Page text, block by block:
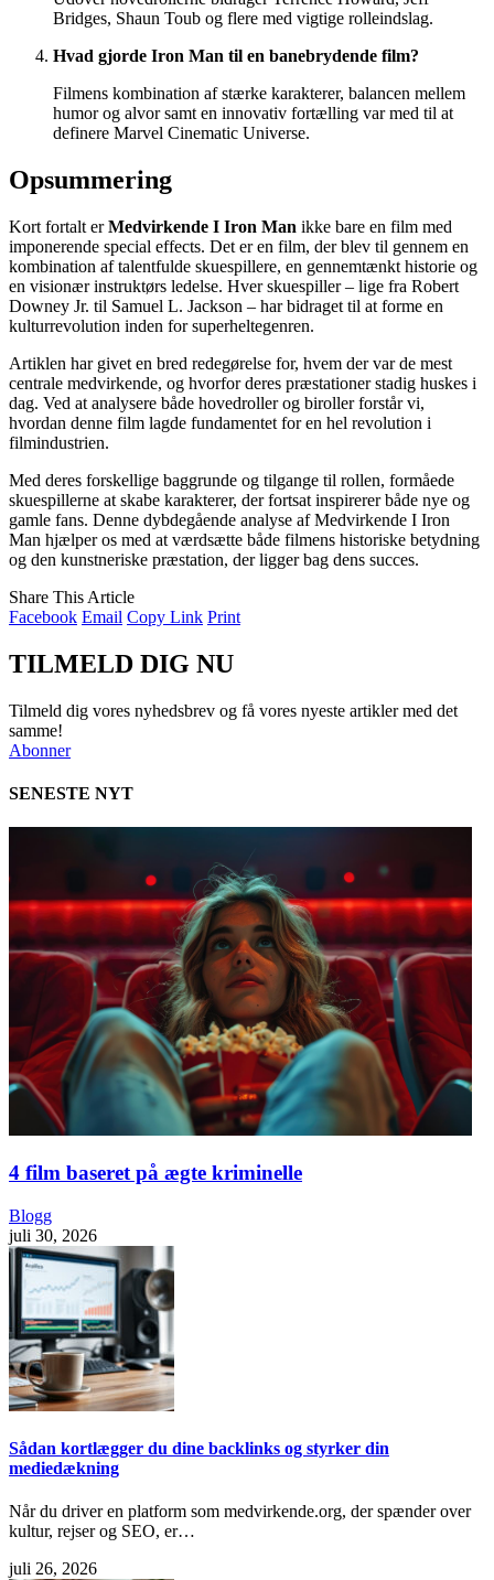
Bridges, Shaun Toub og flere med vigtige rolleindslag.
Hvad gjorde Iron Man til en banebrydende film?
Filmens kombination af stærke karakterer, balancen mellem
humor og alvor samt en innovativ fortælling var med til at
definere Marvel Cinematic Universe.
Opsummering
Kort fortalt erMedvirkende I Iron Man ikke bare en film med
imponerende special effects. Det er en film, der blev til gennem en
kombination af talentfulde skuespillere, en gennemtænkt historie og
en visionær instruktørs ledelse. Hver skuespiller – lige fra Robert
Downey Jr. til Samuel L. Jackson – har bidraget til at forme en
kulturrevolution inden for superheltegenren.
Artiklen har givet en bred redegørelse for, hvem der var de mest
centrale medvirkende, og hvorfor deres præstationer stadig huskes i
dag. Ved at analysere både hovedroller og biroller forstår vi,
hvordan denne film lagde fundamentet for en hel revolution i
filmindustrien.
Med deres forskellige baggrunde og tilgange til rollen, formåede
skuespillerne at skabe karakterer, der fortsat inspirerer både nye og
gamle fans. Denne dybdegående analyse af Medvirkende I Iron
Man hjælper os med at værdsætte både filmens historiske betydning
og den kunstneriske præstation, der ligger bag dens succes.
Share This Article
Facebook Email Copy Link Print
TILMELD DIG NU
Tilmeld dig vores nyhedsbrev og få vores nyeste artikler med det
samme!
Abonner
SENESTE NYT
4 film baseret på ægte kriminelle
Blogg
juli 30, 2026
Sådan kortlægger du dine backlinks og styrker din
mediedækning
Når du driver en platform som medvirkende.org, der spænder over
kultur, rejser og SEO, er…
juli 26, 2026